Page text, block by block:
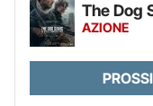
The Dog
AZIONE